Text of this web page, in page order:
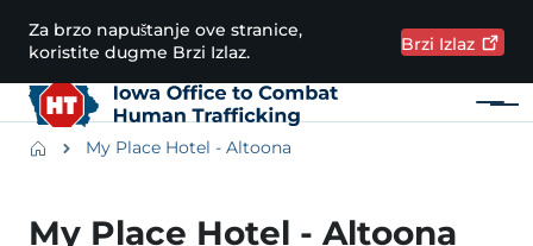
Preskoči na glavni sadržaj
Za brzo napuštanje ove stranice,
koristite dugme Brzi Izlaz.
Brzi Izlaz
Meni
Main navigation
BreadcrumbsMy Place Hotel - Altoona
My Place Hotel - Altoona